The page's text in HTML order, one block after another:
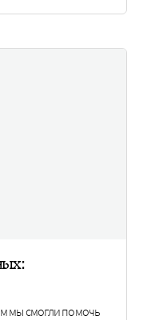
мы смогли помочь